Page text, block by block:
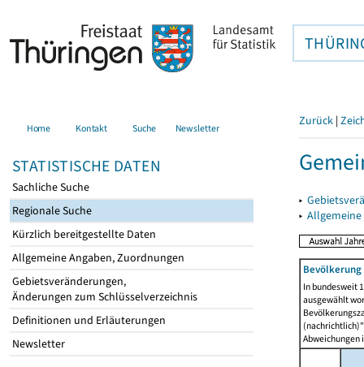
Home Kontakt Suche Newsletter
STATISTISCHE DATEN
Sachliche Suche
Regionale Suche
Kürzlich bereitgestellte Daten
Allgemeine Angaben, Zuordnungen
Gebietsveränderungen,
Änderungen zum Schlüsselverzeichnis
Definitionen und Erläuterungen
Newsletter
Zurück |
▸
▸
In bundesweit
ausgewählt
Abweichungen